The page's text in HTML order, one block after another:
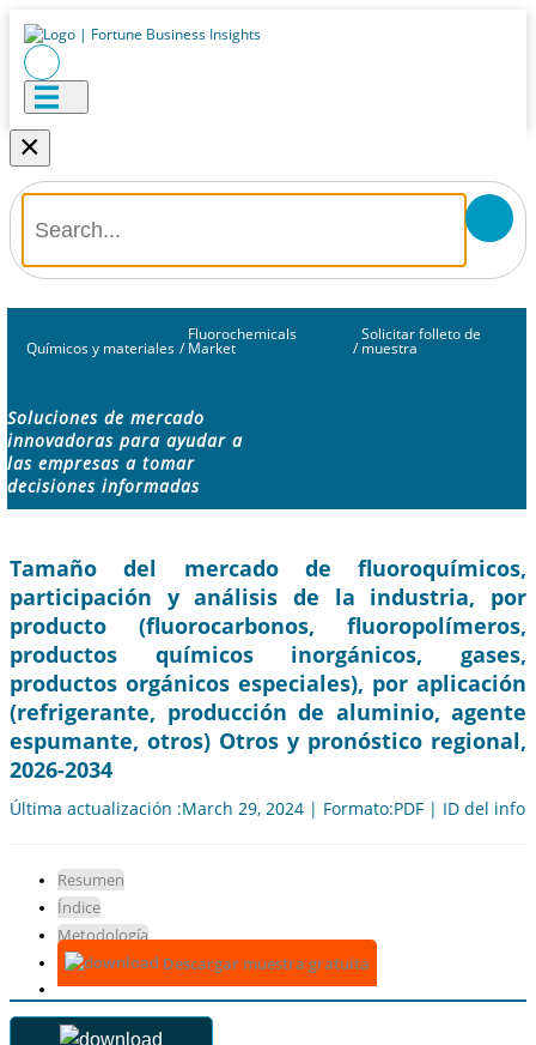
×
Químicos y materiales /
Fluorochemicals
Market /
Solicitar folleto de
muestra
Soluciones de mercado
innovadoras para ayudar a
las empresas a tomar
decisiones informadas
Tamaño del mercado de fluoroquímicos,
participación y análisis de la industria, por
producto (fluorocarbonos, fluoropolímeros,
productos químicos inorgánicos, gases,
productos orgánicos especiales), por aplicación
(refrigerante, producción de aluminio, agente
espumante, otros) Otros y pronóstico regional,
2026-2034
Última actualización :March 29, 2024 | Formato:PDF | ID del
Resumen
Índice
Metodología
Descargar muestra gratuita